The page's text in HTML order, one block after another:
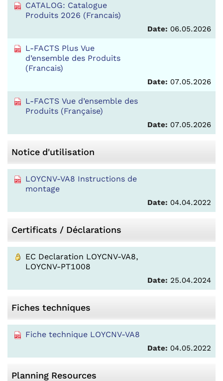
CATALOG: Catalogue
Produits 2026 (Francais)
Date: 06.05.2026
L-FACTS Plus Vue
d’ensemble des Produits
(Francais)
Date: 07.05.2026
L-FACTS Vue d’ensemble des
Produits (Française)
Date: 07.05.2026
Notice d'utilisation
LOYCNV-VA8 Instructions de
montage
Date: 04.04.2022
Certificats / Déclarations
EC Declaration LOYCNV-VA8,
LOYCNV-PT1008
Date: 25.04.2024
Fiches techniques
Fiche technique LOYCNV-VA8
Date: 04.05.2022
Planning Resources